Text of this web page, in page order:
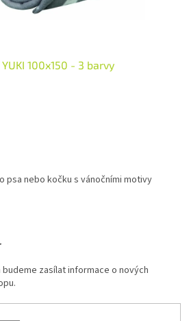
100x150 - 3 barvy
psa nebo kočku s vánočními motivy
budeme zasílat informace o nových